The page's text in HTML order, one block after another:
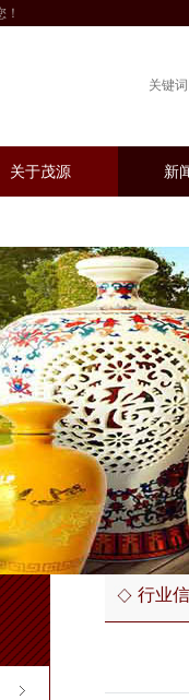
关键词
关于茂源 新
行业